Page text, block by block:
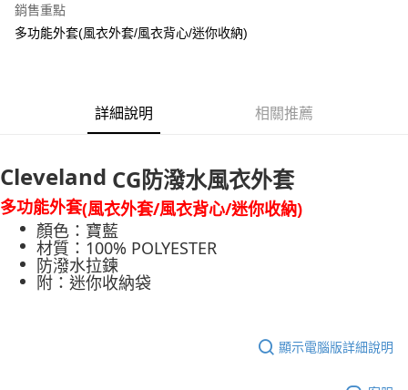
ATM付款
每筆NT$60
宅配
每筆NT$250
銷售重點
多功能外套(風衣外套/風衣背心/迷你收納)
詳細說明 相關推薦
Cleveland CG防潑水風衣外套
多功能外套(風衣外套/風衣背心/迷你收納)
顏色：寶藍
材質：100% POLYESTER
防潑水拉鍊
附：迷你收納袋
顯示電腦版詳細說明